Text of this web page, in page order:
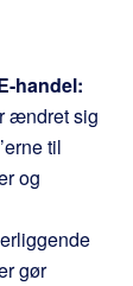
handel:
ændret sig
til
og
gør